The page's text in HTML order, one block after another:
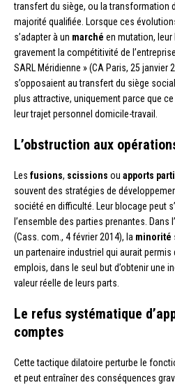
transfert du siège, ou la transformation
majorité qualifiée. Lorsque ces
s’adapter à un marché en mutation,
gravement la compétitivité de
SARL Méridienne » (CA Paris, 25 janvier
s’opposaient au transfert du siège
plus attractive, uniquement parce que
leur trajet personnel domicile-travail.
L’obstruction aux
Les fusions, scissions ou apports
souvent des stratégies de
société en difficulté. Leur blocage peut
l’ensemble des parties prenantes. Dans
(Cass. com., 4 février 2014), la minorité
un partenaire industriel qui aurait permis
emplois, dans le seul but d’obtenir une
valeur réelle de leurs parts.
Le refus systématique
comptes
Cette tactique dilatoire perturbe le
et peut entraîner des conséquences